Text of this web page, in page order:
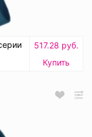
517.28 руб.
Купить